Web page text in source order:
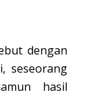
dengan
seseorang
hasil